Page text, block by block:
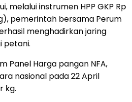
melalui instrumen HPP GKP Rp
pemerintah bersama Perum
menghadirkan jaring
petani.
Panel Harga pangan NFA,
nasional pada 22 April
kg.